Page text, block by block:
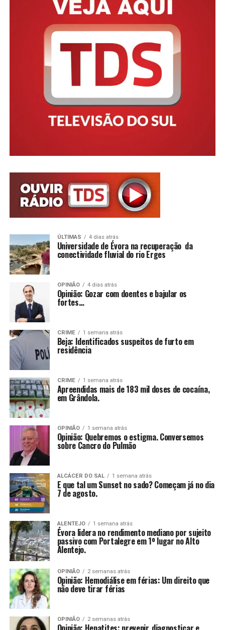
ÚLTIMAS 4 dias atrás
Universidade de Évora na recuperação da
conectividade fluvial do rio Erges
OPINIÃO 4 dias atrás
Opinião: Gozar com doentes e bajular os
fortes…
CRIME 1 semana atrás
Beja: Identificados suspeitos de furto em
residência
CRIME 1 semana atrás
Apreendidas mais de 183 mil doses de cocaína,
em Grândola.
OPINIÃO 1 semana atrás
Opinião: Quebremos o estigma. Conversemos
sobre Cancro do Pulmão
ALCÁCER DO SAL 1 semana atrás
E que tal um Sunset no sado? Começam já no dia
7 de agosto.
ALENTEJO 1 semana atrás
Évora lidera no rendimento mediano por sujeito
passivo com Portalegre em 1º lugar no Alto
Alentejo.
OPINIÃO 2 semanas atrás
Opinião: Hemodiálise em férias: Um direito que
não deve tirar férias
OPINIÃO 2 semanas atrás